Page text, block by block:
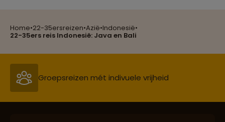
Home•22-35ersreizen•Azië•Indonesië•
22-35ers reis Indonesië: Java en Bali
Groepsreizen mét indivuele vrijheid
Persoonlijk en deskundig reisadvies